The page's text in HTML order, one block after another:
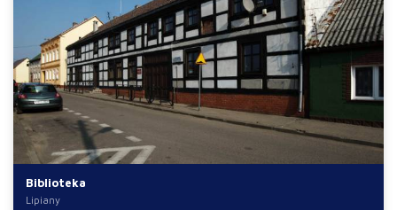
Biblioteka
Lipiany